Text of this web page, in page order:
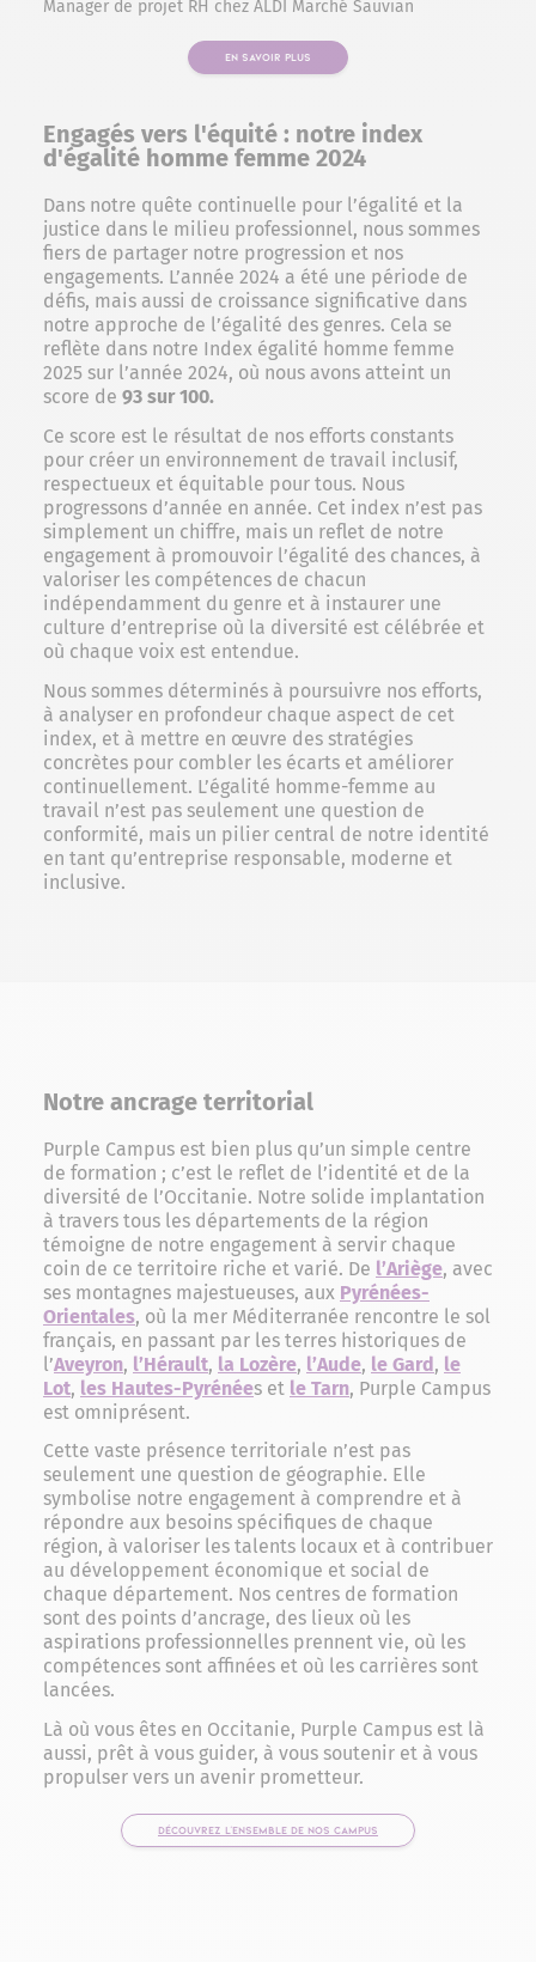
Manager de projet RH chez ALDI Marché Sauvian
EN SAVOIR PLUS
Engagés vers l'équité : notre index
d'égalité homme femme 2024
Dans notre quête continuelle pour l’égalité et la
justice dans le milieu professionnel, nous sommes
fiers de partager notre progression et nos
engagements. L’année 2024 a été une période de
défis, mais aussi de croissance significative dans
notre approche de l’égalité des genres. Cela se
reflète dans notre Index égalité homme femme
2025 sur l’année 2024, où nous avons atteint un
score de 93 sur 100.
Ce score est le résultat de nos efforts constants
pour créer un environnement de travail inclusif,
respectueux et équitable pour tous. Nous
progressons d’année en année. Cet index n’est pas
simplement un chiffre, mais un reflet de notre
engagement à promouvoir l’égalité des chances, à
valoriser les compétences de chacun
indépendamment du genre et à instaurer une
culture d’entreprise où la diversité est célébrée et
où chaque voix est entendue.
Nous sommes déterminés à poursuivre nos efforts,
à analyser en profondeur chaque aspect de cet
index, et à mettre en œuvre des stratégies
concrètes pour combler les écarts et améliorer
continuellement. L’égalité homme-femme au
travail n’est pas seulement une question de
conformité, mais un pilier central de notre identité
en tant qu’entreprise responsable, moderne et
inclusive.
Notre ancrage territorial
Purple Campus est bien plus qu’un simple centre
de formation ; c’est le reflet de l’identité et de la
diversité de l’Occitanie. Notre solide implantation
à travers tous les départements de la région
témoigne de notre engagement à servir chaque
coin de ce territoire riche et varié. De l’Ariège, avec
ses montagnes majestueuses, aux Pyrénées-
Orientales, où la mer Méditerranée rencontre le sol
français, en passant par les terres historiques de
l’Aveyron, l’Hérault, la Lozère, l’Aude, le Gard, le
Lot, les Hautes-Pyrénées et le Tarn, Purple Campus
est omniprésent.
Cette vaste présence territoriale n’est pas
seulement une question de géographie. Elle
symbolise notre engagement à comprendre et à
répondre aux besoins spécifiques de chaque
région, à valoriser les talents locaux et à contribuer
au développement économique et social de
chaque département. Nos centres de formation
sont des points d’ancrage, des lieux où les
aspirations professionnelles prennent vie, où les
compétences sont affinées et où les carrières sont
lancées.
Là où vous êtes en Occitanie, Purple Campus est là
aussi, prêt à vous guider, à vous soutenir et à vous
propulser vers un avenir prometteur.
DÉCOUVREZ L'ENSEMBLE DE NOS CAMPUS